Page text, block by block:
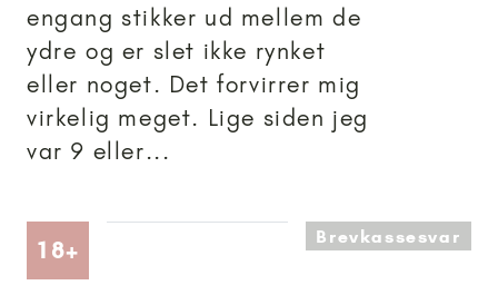
engang stikker ud mellem de
ydre og er slet ikke rynket
eller noget. Det forvirrer mig
virkelig meget. Lige siden jeg
var 9 eller...
18+ Artikler anbefalet til 18+Brevkassesvar